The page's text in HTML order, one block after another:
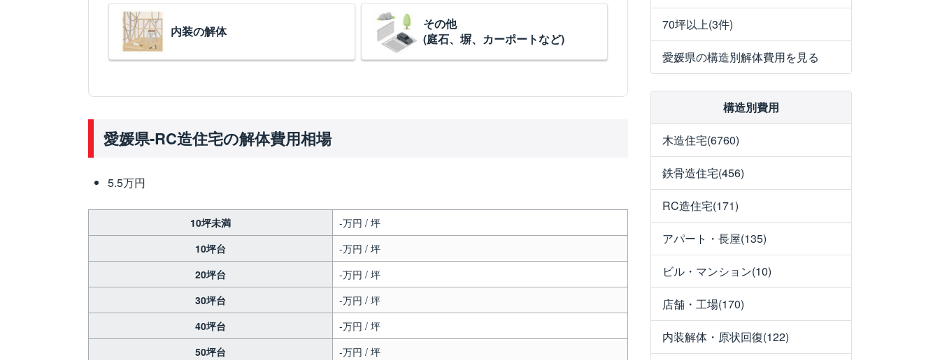
内装の解体
その他
(庭石、塀、カーポートなど)
愛媛県-RC造住宅の解体費用相場
5.5万円
10坪未満
-万円 / 坪
10坪台
-万円 / 坪
20坪台
-万円 / 坪
30坪台
-万円 / 坪
40坪台
-万円 / 坪
50坪台
-万円 / 坪
70坪以上(3件)
愛媛県の構造別解体費用を見る
構造別費用
木造住宅(6760)
鉄骨造住宅(456)
RC造住宅(171)
アパート・長屋(135)
ビル・マンション(10)
店舗・工場(170)
内装解体・原状回復(122)